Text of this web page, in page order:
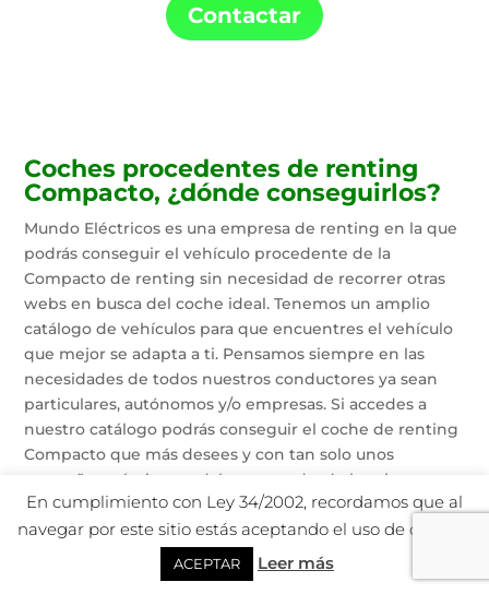
Contactar
Coches procedentes de renting
Compacto, ¿dónde conseguirlos?
Mundo Eléctricos es una empresa de renting en la que
podrás conseguir el vehículo procedente de la
Compacto de renting sin necesidad de recorrer otras
webs en busca del coche ideal. Tenemos un amplio
catálogo de vehículos para que encuentres el vehículo
que mejor se adapta a ti. Pensamos siempre en las
necesidades de todos nuestros conductores ya sean
particulares, autónomos y/o empresas. Si accedes a
nuestro catálogo podrás conseguir el coche de renting
Compacto que más desees y con tan solo unos
pequeños trámites podrá ser tuyo desde la primera
cuota mensual.
En cumplimiento con Ley 34/2002, recordamos que al
navegar por este sitio estás aceptando el uso de cookies.
ACEPTAR Leer más